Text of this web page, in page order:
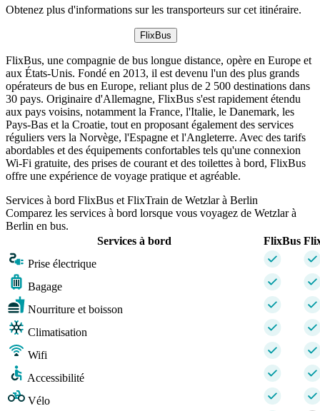
Obtenez plus d'informations sur les transporteurs sur cet itinéraire.
FlixBus
FlixBus, une compagnie de bus longue distance, opère en Europe et
aux États-Unis. Fondé en 2013, il est devenu l'un des plus grands
opérateurs de bus en Europe, reliant plus de 2 500 destinations dans
30 pays. Originaire d'Allemagne, FlixBus s'est rapidement étendu
aux pays voisins, notamment la France, l'Italie, le Danemark, les
Pays-Bas et la Croatie, tout en proposant également des services
réguliers vers la Norvège, l'Espagne et l'Angleterre. Avec des tarifs
abordables et des équipements confortables tels qu'une connexion
Wi-Fi gratuite, des prises de courant et des toilettes à bord, FlixBus
offre une expérience de voyage pratique et agréable.
Services à bord FlixBus et FlixTrain de Wetzlar à Berlin
Comparez les services à bord lorsque vous voyagez de Wetzlar à
Berlin en bus.
Services à bord
FlixBus
Prise électrique
Bagage
Nourriture et boisson
Climatisation
Wifi
Accessibilité
Vélo